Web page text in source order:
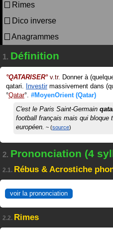
Rimes
Dico inverse
Anagrammes
1. Définition
°QATARISER° v.tr. Donner à
qatari. Investirmassivement dans
Qatar . #MoyenOrient (Qatar)
C'est le Paris Saint-Germain
football français mais qui bloque
européen.
source
2. Prononciation (4
2.1. Rébus & Acrostiche
voir la prononciation
2.2. Rimes